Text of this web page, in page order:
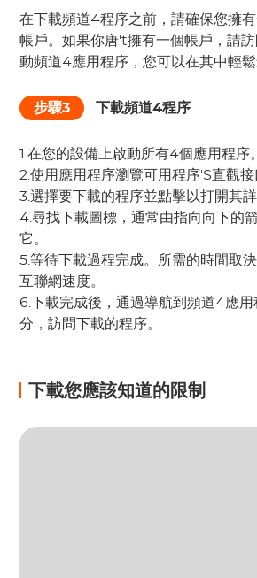
在下載頻道4程序之前，請確保您擁
帳戶。如果你唐't擁有一個帳戶，請
動頻道4應用程序，您可以在其中輕鬆
步驟3 下載頻道4程序
1.在您的設備上啟動所有4個應用程序。
2.使用應用程序瀏覽可用程序'S直觀接
3.選擇要下載的程序並點擊以打開其詳
4.尋找下載圖標，通常由指向向下的
它。
5.等待下載過程完成。所需的時間取
互聯網速度。
6.下載完成後，通過導航到頻道4應用
分，訪問下載的程序。
下載您應該知道的限制